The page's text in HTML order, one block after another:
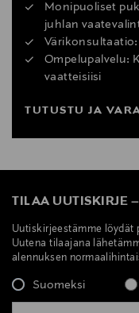
Monipuoliset
juhlan
Ompelupalvelu:
vaatteisiisi
TUTUSTU JA
TILAA UUTISKIRJE –
Uutiskirjeestämme löydät
Uutena tilaajana
alennuksen
Suomeksi